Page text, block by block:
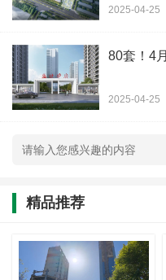
2025-04-25
80套！4
2025-04-25
精品推荐